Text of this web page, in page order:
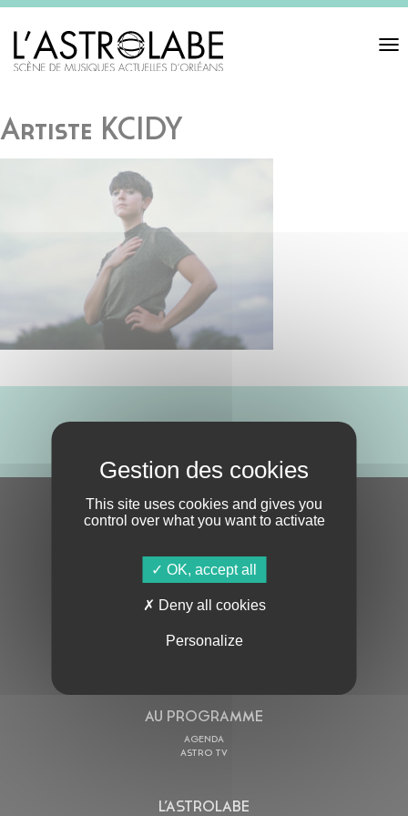
Toggle
Artiste KCIDY
S'ABONNER À LA NEWSLETTER
AU PROGRAMME
AGENDA
ASTRO TV
L’ASTROLABE
This site uses cookies and gives you
control over what you want to activate
OK, accept all
Deny all cookies
Personalize